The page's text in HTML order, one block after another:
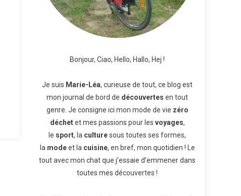
Bonjour, Ciao, Hello, Hallo, Hej !
Je suis Marie-Léa, curieuse de tout, ce blog est
mon journal de bord de découvertes en tout
genre. Je consigne ici mon mode de vie zéro
déchetet mes passions pour les voyages,
le sport, la culturesous toutes ses formes,
la modeet la cuisine, en bref, mon quotidien ! Le
tout avec mon chat que j’essaie d’emmener dans
toutes mes découvertes !